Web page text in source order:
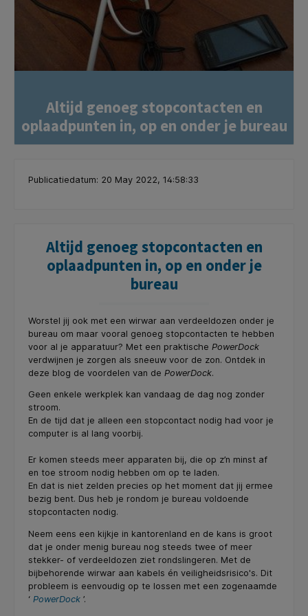
Altijd genoeg stopcontacten en
oplaadpunten in, op en onder je bureau
Publicatiedatum: 20 May 2022, 14:58:33
Altijd genoeg stopcontacten en
oplaadpunten in, op en onder je
bureau
Worstel jij ook met een wirwar aan verdeeldozen onder je
bureau om maar vooral genoeg stopcontacten te hebben
voor al je apparatuur? Met een praktische PowerDock
verdwijnen je zorgen als sneeuw voor de zon. Ontdek in
deze blog de voordelen van de PowerDock.
Geen enkele werkplek kan vandaag de dag nog zonder
stroom.
En de tijd dat je alleen een stopcontact nodig had voor je
computer is al lang voorbij.
Er komen steeds meer apparaten bij, die op z’n minst af
en toe stroom nodig hebben om op te laden.
En dat is niet zelden precies op het moment dat jij ermee
bezig bent. Dus heb je rondom je bureau voldoende
stopcontacten nodig.
Neem eens een kijkje in kantorenland en de kans is groot
dat je onder menig bureau nog steeds twee of meer
stekker- of verdeeldozen ziet rondslingeren. Met de
bijbehorende wirwar aan kabels én veiligheidsrisico's. Dit
probleem is eenvoudig op te lossen met een zogenaamde
‘ PowerDock ’.